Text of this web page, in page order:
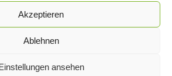
Akzeptieren
Ablehnen
ansehen